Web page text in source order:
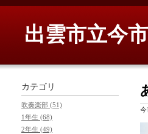
出雲市立今
今
カテゴリ
吹奏楽部 (51)
1年生 (68)
2年生 (49)